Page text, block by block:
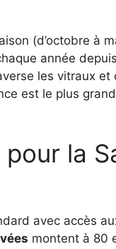
(d’octobre à
année
les vitraux et
est le plus
la
avec accès
montent à 80